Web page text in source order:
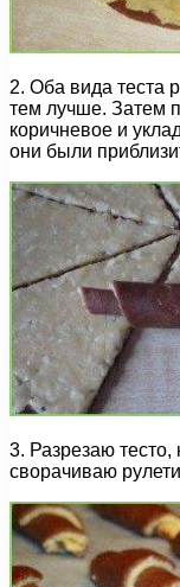
2. Оба вида теста
тем лучше. Затем
коричневое и
они были
3. Разрезаю тесто,
сворачиваю